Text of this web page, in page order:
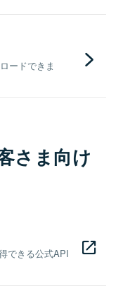
ードできま
さま向け
できる公式API